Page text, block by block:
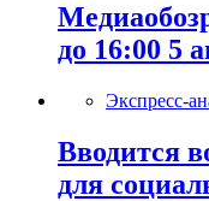
до 16:00 5
Экспресс-
Вводится
для